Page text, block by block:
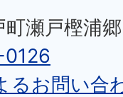
瀬戸樫浦
るお問い合